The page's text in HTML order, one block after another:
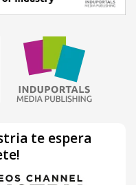
te espera